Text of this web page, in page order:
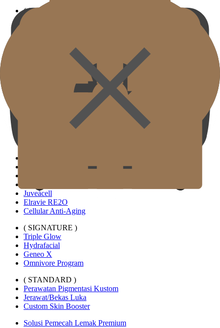
( SIGNATURE )
( STANDARD )
Filler Bibir Ekspansi Horizontal
Filler Bawah Mata Kustom
Penghapus Garis Leher
Juveàcell
Elravie RE2O
Cellular Anti-Aging
( SIGNATURE )
Triple Glow
Hydrafacial
Geneo X
Omnivore Program
( STANDARD )
Perawatan Pigmentasi Kustom
Jerawat/Bekas Luka
Custom Skin Booster
Solusi Pemecah Lemak Premium